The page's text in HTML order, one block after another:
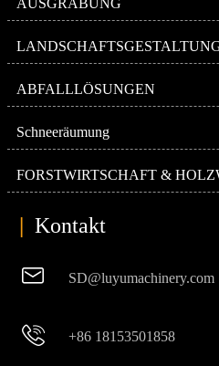
ABFALLLÖSUNGEN
Schneeräumung
FORSTWIRTSCHAFT &
Kontakt
 SD@luyumachinery.com
 +86 18153501858